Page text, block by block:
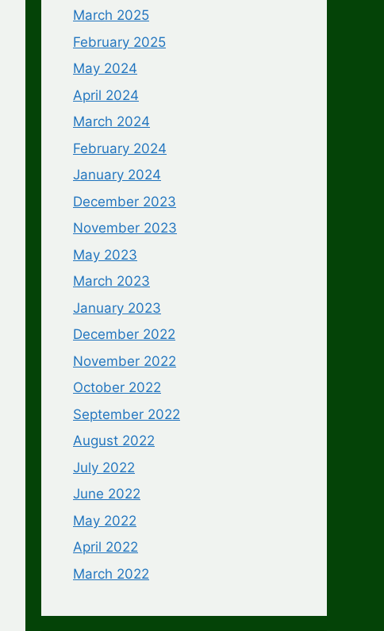
March 2025
February 2025
May 2024
April 2024
March 2024
February 2024
January 2024
December 2023
November 2023
May 2023
March 2023
January 2023
December 2022
November 2022
October 2022
September 2022
August 2022
July 2022
June 2022
May 2022
April 2022
March 2022